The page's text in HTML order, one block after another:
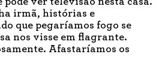
irmã, histórias e
que pegaríamos fogo se
nos visse em flagrante.
Afastaríamos os